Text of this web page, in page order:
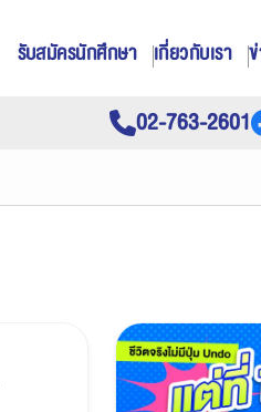
รับสมัครนักศึกษา เกี่ยวกับเรา
02-763-2601